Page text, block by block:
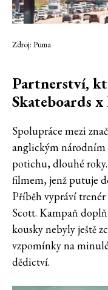
Zdroj: Puma
Partnerství,
Skateboards
Spolupráce mezi
anglickým
potichu, dlouhé
filmem, jenž putuje
Příběh vypráví
Scott. Kampaň
kousky nebyly ještě
vzpomínky na
dědictví.